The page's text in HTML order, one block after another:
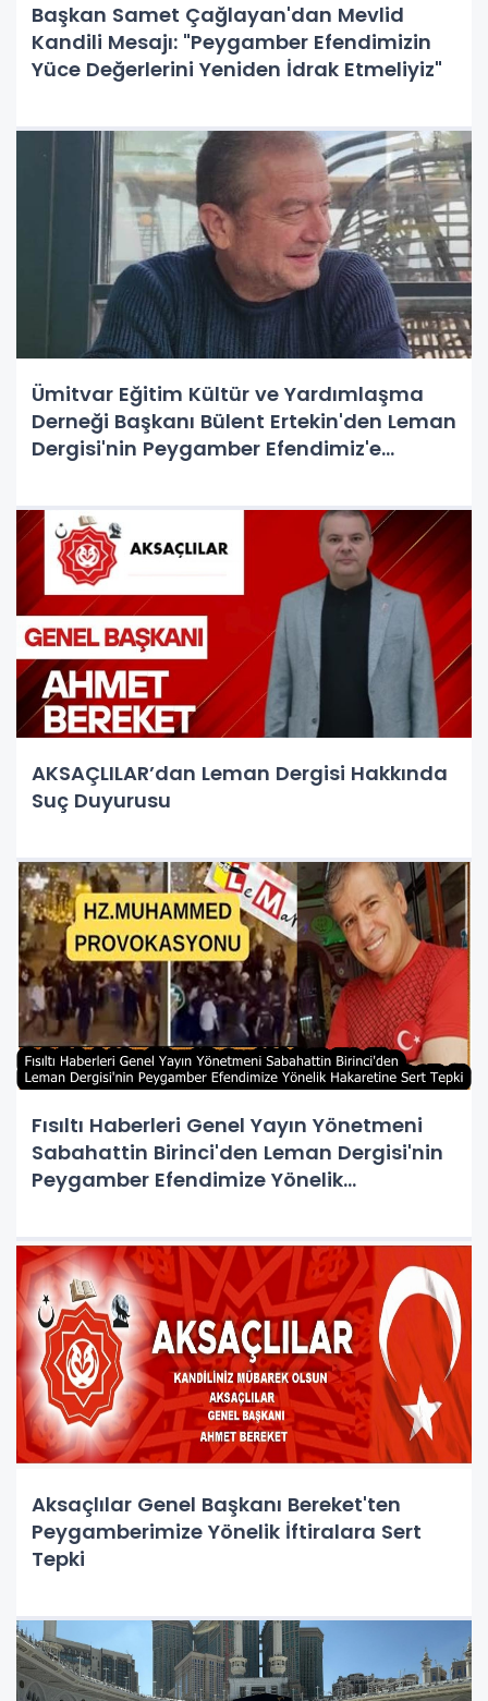
Başkan Samet Çağlayan'dan Mevlid
Kandili Mesajı: "Peygamber Efendimizin
Yüce Değerlerini Yeniden İdrak Etmeliyiz"
Ümitvar Eğitim Kültür ve Yardımlaşma
Derneği Başkanı Bülent Ertekin'den Leman
Dergisi'nin Peygamber Efendimiz'e
Vermeyeceğiz!"
AKSAÇLILAR’dan Leman Dergisi Hakkında
Suç Duyurusu
Fısıltı Haberleri Genel Yayın Yönetmeni
Sabahattin Birinci'den Leman Dergisi'nin
Peygamber Efendimize Yönelik
Aksaçlılar Genel Başkanı Bereket'ten
Peygamberimize Yönelik İftiralara Sert
Tepki